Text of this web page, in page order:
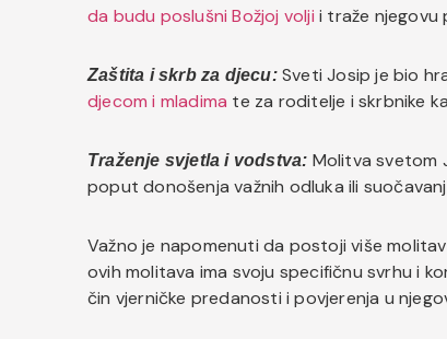
da budu poslušni Božjoj volji i traže njegovu
Zaštita i skrb za djecu: Sveti Josip je bio
djecom i mladima te za roditelje i skrbnike
Traženje svjetla i vodstva: Molitva svetom
poput donošenja važnih odluka ili
Važno je napomenuti da postoji više
ovih molitava ima svoju specifičnu svrhu i
čin vjerničke predanosti i povjerenja u